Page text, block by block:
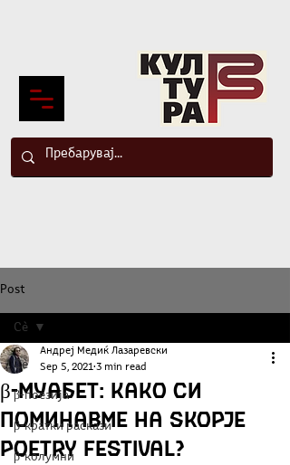
Post
Сè
β-поезија
β-кратки раскази
β-колумни
Сè
β-Муабет: Како си
поминавме на Skopje
Poetry Festival?
Андреј Медиќ Лазаревски
Sep 5, 2021 3 min read